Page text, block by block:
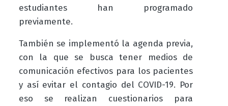
estudiantes han programado
previamente.
También se implementó la agenda previa,
con la que se busca tener medios de
comunicación efectivos para los pacientes
y así evitar el contagio del COVID-19. Por
eso se realizan cuestionarios para